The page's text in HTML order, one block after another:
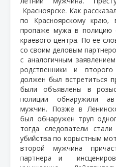
Красноярске. Как
по Красноярскому
пропаже мужа в полицию
краевого центра. По ее
со своим деловым
с аналогичным
родственники и
должен был встретиться
были объявлены в
полиции обнаружили
мужчин. Позже в
был обнаружен труп
тогда следователи
убийства по корыстным
второй мужчина
партнера и